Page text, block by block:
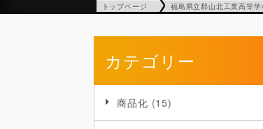
トップページ 福島県立郡山北工業高等学
カテゴリー
商品化 (15)